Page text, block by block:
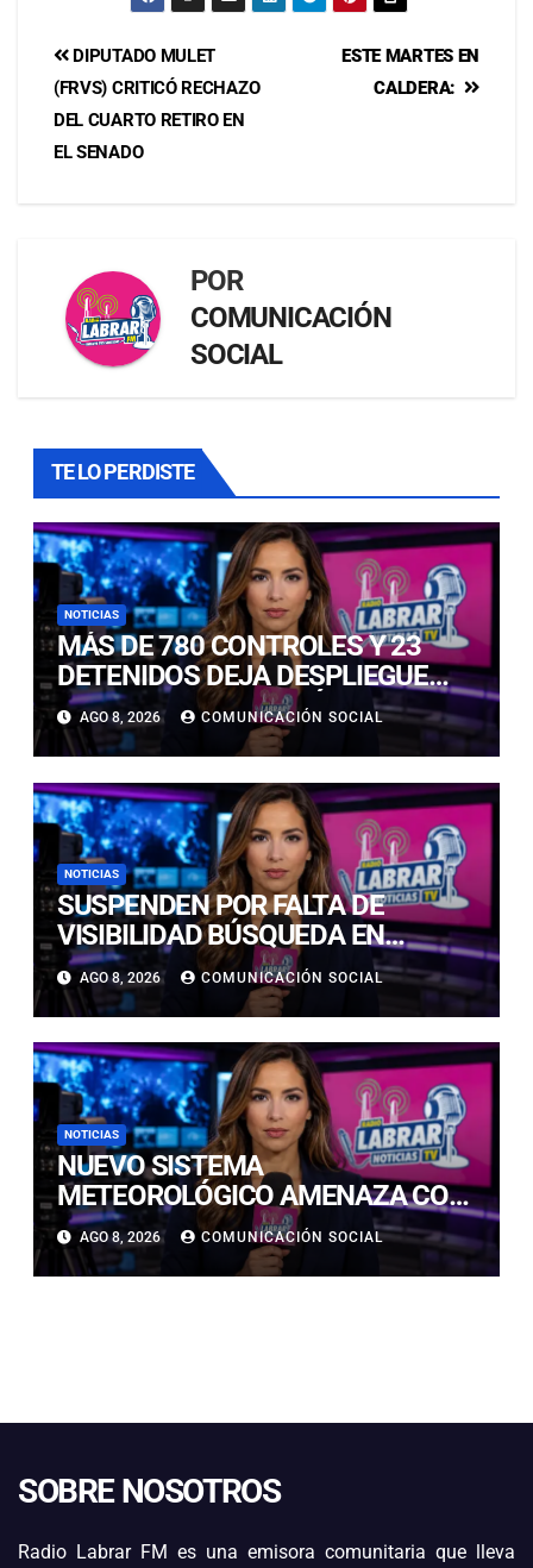
ESTE MARTES EN
CALDERA:
DIPUTADO MULET
(FRVS) CRITICÓ RECHAZO
DEL CUARTO RETIRO EN
EL SENADO
POR
COMUNICACIÓN
SOCIAL
TE LO PERDISTE
NOTICIAS
MÁS DE 780 CONTROLES Y 23
DETENIDOS DEJA DESPLIEGUE
POLICIAL EN COPIAPÓ Y CALDERA
AGO 8, 2026 COMUNICACIÓN SOCIAL
NOTICIAS
SUSPENDEN POR FALTA DE
VISIBILIDAD BÚSQUEDA EN
CALDERILLA: OPERATIVO SE
RETOMARÁ ESTE DOMINGO
AGO 8, 2026 COMUNICACIÓN SOCIAL
NOTICIAS
NUEVO SISTEMA
METEOROLÓGICO AMENAZA CON
LLUVIAS, NIEVE Y TORMENTAS
ELÉCTRICAS EN ATACAMA
AGO 8, 2026 COMUNICACIÓN SOCIAL
SOBRE NOSOTROS
Radio Labrar FM es una emisora comunitaria que lleva